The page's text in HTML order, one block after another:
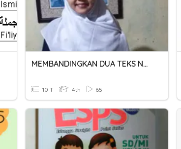
MEMBANDINGKAN DUA TEKS NONFIKSI - KELAS 4
10 T 4th 65